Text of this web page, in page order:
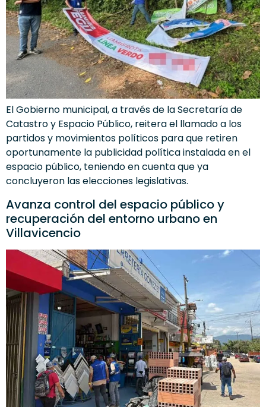
El Gobierno municipal, a través de la Secretaría de
Catastro y Espacio Público, reitera el llamado a los
partidos y movimientos políticos para que retiren
oportunamente la publicidad política instalada en el
espacio público, teniendo en cuenta que ya
concluyeron las elecciones legislativas.
Avanza control del espacio público y
recuperación del entorno urbano en
Villavicencio